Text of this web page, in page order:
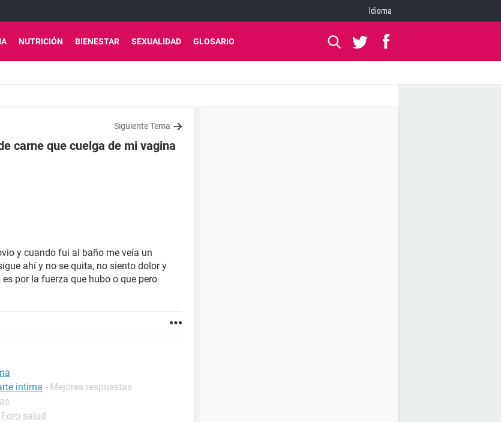
Idioma
NUTRICIÓN BIENESTAR SEXUALIDAD GLOSARIO
Siguiente Tema
carne que cuelga de mi vagina
y cuando fui al baño me veía un
ahí y no se quita, no siento dolor y
por la fuerza que hubo o que pero
intima - Mejores respuestas
Foro salud